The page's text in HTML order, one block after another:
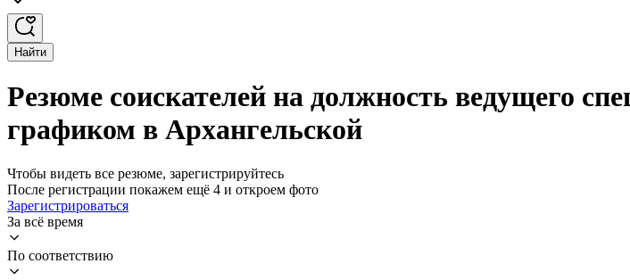
Найти
Резюме соискателей на должность ведущего
графиком в Архангельской
Чтобы видеть все резюме, зарегистрируйтесь
После регистрации покажем ещё 4 и откроем фото
Зарегистрироваться
За всё время
По соответствию